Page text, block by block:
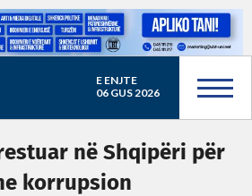
E ENJTE
06 GUS 2026
në Shqipëri për
korrupsion